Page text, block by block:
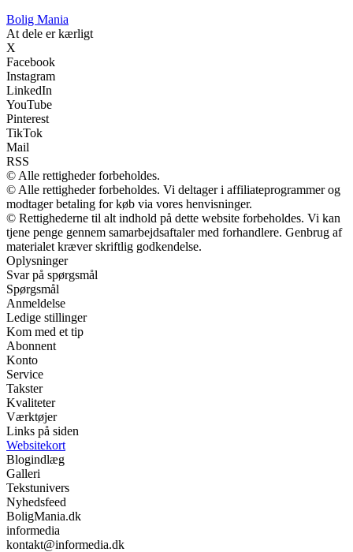
Bolig Mania
At dele er kærligt
X
Facebook
Instagram
LinkedIn
YouTube
Pinterest
TikTok
Mail
RSS
© Alle rettigheder forbeholdes.
© Alle rettigheder forbeholdes. Vi deltager i affiliateprogrammer og
modtager betaling for køb via vores henvisninger.
© Rettighederne til alt indhold på dette website forbeholdes. Vi kan
tjene penge gennem samarbejdsaftaler med forhandlere. Genbrug af
materialet kræver skriftlig godkendelse.
Oplysninger
Svar på spørgsmål
Spørgsmål
Anmeldelse
Ledige stillinger
Kom med et tip
Abonnent
Konto
Service
Takster
Kvaliteter
Værktøjer
Links på siden
Websitekort
Blogindlæg
Galleri
Tekstunivers
Nyhedsfeed
BoligMania.dk
informedia
kontakt@informedia.dk